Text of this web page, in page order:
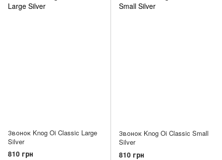
Звонок Knog Oi Classic Large
Silver
810 грн
Звонок Knog Oi Classic Small
Silver
810 грн